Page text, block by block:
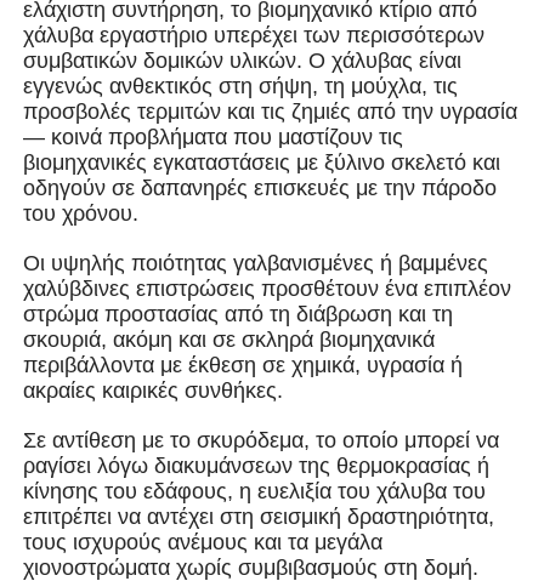
Σχετικά με εμάς
Γύρος εργοστασίων
Ποιοτικός έλεγχος
επαφή
Νέα
Όλες οι περιπτώσεις
Ζητήστε ένα απόσπασμα
ελάχιστη συντήρηση, το βιομηχανικό κτίριο από
χάλυβα εργαστήριο υπερέχει των περισσότερων
συμβατικών δομικών υλικών. Ο χάλυβας είναι
εγγενώς ανθεκτικός στη σήψη, τη μούχλα, τις
προσβολές τερμιτών και τις ζημιές από την υγρασία
— κοινά προβλήματα που μαστίζουν τις
βιομηχανικές εγκαταστάσεις με ξύλινο σκελετό και
οδηγούν σε δαπανηρές επισκευές με την πάροδο
του χρόνου.
Οι υψηλής ποιότητας γαλβανισμένες ή βαμμένες
χαλύβδινες επιστρώσεις προσθέτουν ένα επιπλέον
στρώμα προστασίας από τη διάβρωση και τη
σκουριά, ακόμη και σε σκληρά βιομηχανικά
περιβάλλοντα με έκθεση σε χημικά, υγρασία ή
ακραίες καιρικές συνθήκες.
Σε αντίθεση με το σκυρόδεμα, το οποίο μπορεί να
ραγίσει λόγω διακυμάνσεων της θερμοκρασίας ή
κίνησης του εδάφους, η ευελιξία του χάλυβα του
επιτρέπει να αντέχει στη σεισμική δραστηριότητα,
τους ισχυρούς ανέμους και τα μεγάλα
χιονοστρώματα χωρίς συμβιβασμούς στη δομή.